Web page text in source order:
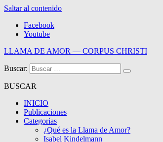
Saltar al contenido
Facebook
Youtube
LLAMA DE AMOR — CORPUS CHRISTI
Blog de la Llama de Amor
Buscar:
BUSCAR
INICIO
Publicaciones
Categorías
¿Qué es la Llama de Amor?
Isabel Kindelmann